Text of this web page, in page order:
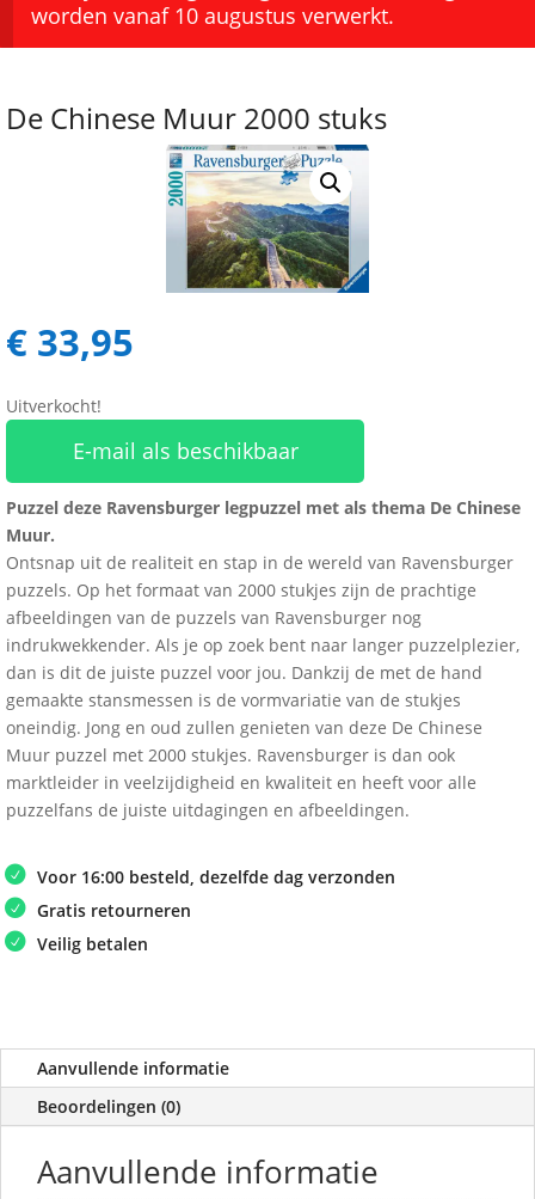
worden vanaf 10 augustus verwerkt.
De Chinese Muur 2000 stuks
€ 33,95
Uitverkocht!
E-mail als beschikbaar
Puzzel deze Ravensburger legpuzzel met als thema De Chinese
Muur.
Ontsnap uit de realiteit en stap in de wereld van Ravensburger
puzzels. Op het formaat van 2000 stukjes zijn de prachtige
afbeeldingen van de puzzels van Ravensburger nog
indrukwekkender. Als je op zoek bent naar langer puzzelplezier,
dan is dit de juiste puzzel voor jou. Dankzij de met de hand
gemaakte stansmessen is de vormvariatie van de stukjes
oneindig. Jong en oud zullen genieten van deze De Chinese
Muur puzzel met 2000 stukjes. Ravensburger is dan ook
marktleider in veelzijdigheid en kwaliteit en heeft voor alle
puzzelfans de juiste uitdagingen en afbeeldingen.
Voor 16:00 besteld, dezelfde dag verzonden
Gratis retourneren
Veilig betalen
Aanvullende informatie
Beoordelingen (0)
Aanvullende informatie